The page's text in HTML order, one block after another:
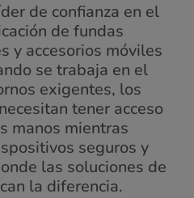
de confianza en el
de fundas
y accesorios móviles
se trabaja en el
exigentes, los
tener acceso
manos mientras
seguros y
las soluciones de
la diferencia.